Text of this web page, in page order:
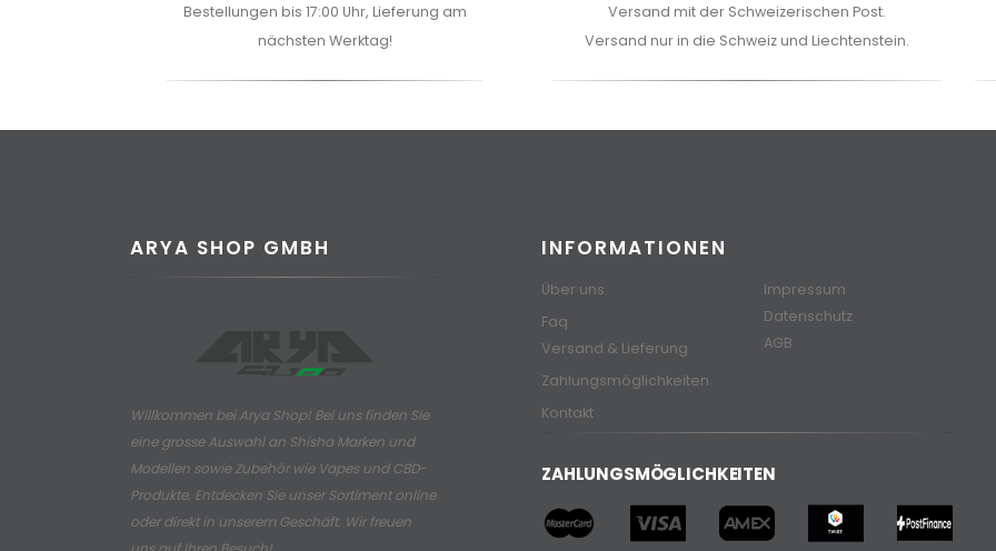
Bestellungen bis 17:00 Uhr, Lieferung am
nächsten Werktag!
Versand mit der Schweizerischen Post.
Versand nur in die Schweiz und Liechtenstein.
ARYA SHOP GMBH
Willkommen bei Arya Shop! Bei uns finden Sie
eine grosse Auswahl an Shisha Marken und
Modellen sowie Zubehör wie Vapes und CBD-
Produkte. Entdecken Sie unser Sortiment online
oder direkt in unserem Geschäft. Wir freuen
INFORMATIONEN
Über uns
Faq
Versand & Lieferung
Zahlungsmöglichkeiten
Kontakt
Impressum
Datenschutz
AGB
ZAHLUNGSMÖGLICHKEITEN